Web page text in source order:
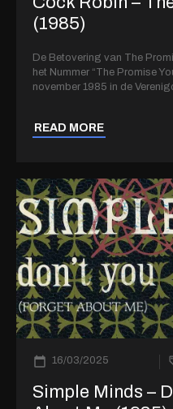
(1985)
De Betovering van The
het Nummer “The Promise
november 1985 in de
READ MORE
16/03/2025
Simple Minds –